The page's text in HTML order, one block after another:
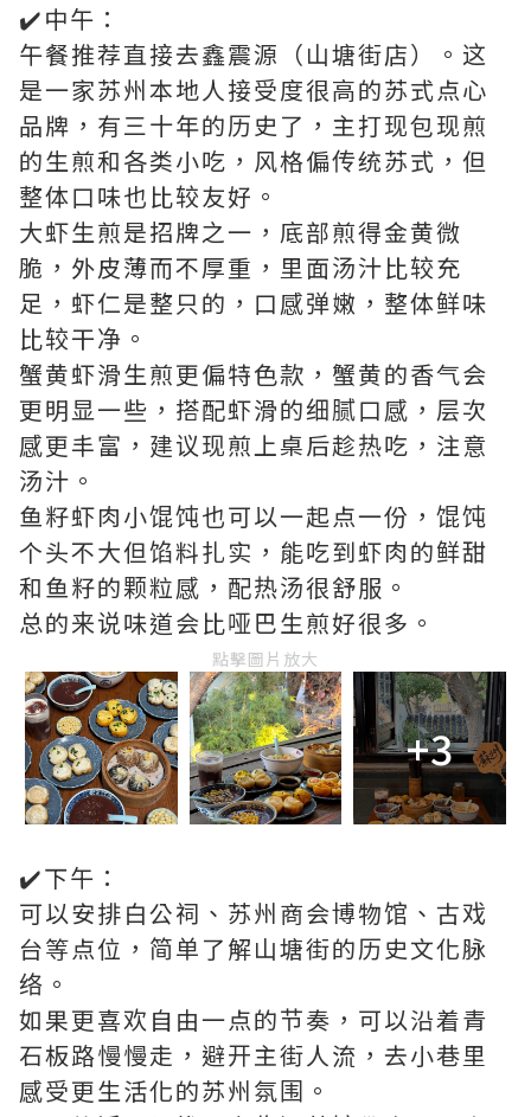
✔️中午：
午餐推荐直接去鑫震源（山塘街店）。这
是一家苏州本地人接受度很高的苏式点心
品牌，有三十年的历史了，主打现包现煎
的生煎和各类小吃，风格偏传统苏式，但
整体口味也比较友好。
大虾生煎是招牌之一，底部煎得金黄微
脆，外皮薄而不厚重，里面汤汁比较充
足，虾仁是整只的，口感弹嫩，整体鲜味
比较干净。
蟹黄虾滑生煎更偏特色款，蟹黄的香气会
更明显一些，搭配虾滑的细腻口感，层次
感更丰富，建议现煎上桌后趁热吃，注意
汤汁。
鱼籽虾肉小馄饨也可以一起点一份，馄饨
个头不大但馅料扎实，能吃到虾肉的鲜甜
和鱼籽的颗粒感，配热汤很舒服。
总的来说味道会比哑巴生煎好很多。
點擊圖片放大
+3
✔️下午：
可以安排白公祠、苏州商会博物馆、古戏
台等点位，简单了解山塘街的历史文化脉
络。
如果更喜欢自由一点的节奏，可以沿着青
石板路慢慢走，避开主街人流，去小巷里
感受更生活化的苏州氛围。